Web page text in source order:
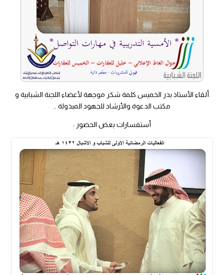
ألقاء الأستاذ بدر الخميس كلمة شكر موجهة لأعضاء اللجنة الشبابية و
مكتب الدعوة والأرشاد للجهود المبذولة ..
أستفسارات بعض الحضور :